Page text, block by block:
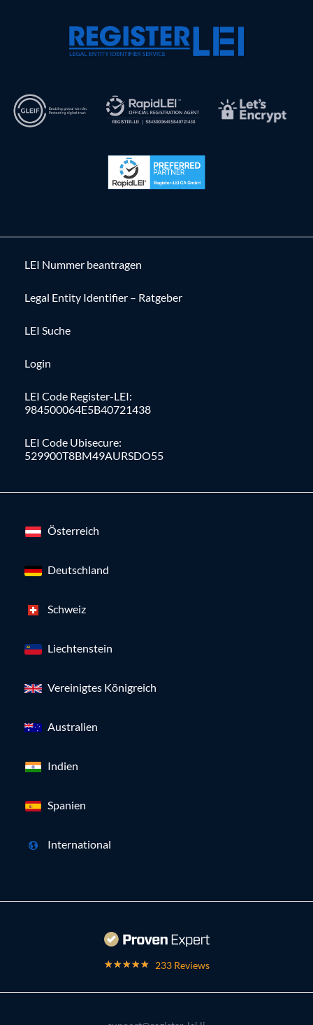
LEI Nummer beantragen
Legal Entity Identifier – Ratgeber
LEI Suche
Login
LEI Code Register-LEI:
984500064E5B40721438
LEI Code Ubisecure:
529900T8BM49AURSDO55
Österreich
Deutschland
Schweiz
Liechtenstein
Vereinigtes Königreich
Australien
Indien
Spanien
International
233 Reviews